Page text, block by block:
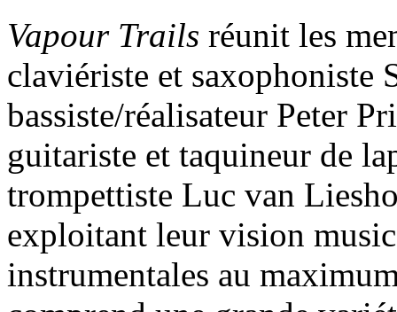
Vapour Trails réunit les
claviériste et saxophoniste
bassiste/réalisateur Peter
guitariste et taquineur de
trompettiste Luc van
exploitant leur vision
instrumentales au